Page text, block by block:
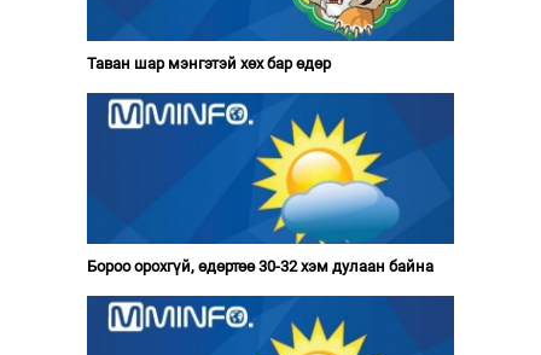
Таван шар мэнгэтэй хөх бар өдөр
Бороо орохгүй, өдөртөө 30-32 хэм дулаан байна